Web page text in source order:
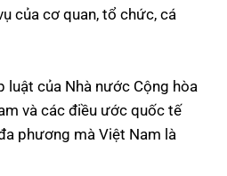
của cơ quan, tổ chức, cá
luật của Nhà nước Cộng hòa
và các điều ước quốc tế
phương mà Việt Nam là